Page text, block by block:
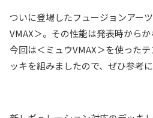
ついに登場したフュージョンアー
VMAX＞。その性能は発表時からか
今回は＜ミュウVMAX＞を使った
ッキを組みましたので、ぜひ参考